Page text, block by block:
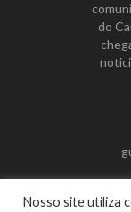
do
Nosso site utiliza